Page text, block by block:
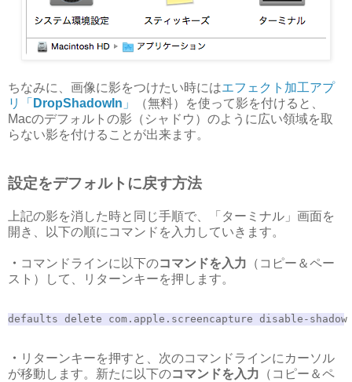
ちなみに、画像に影をつけたい時にはエフェクト加工アプ
リ「 DropShadowIn 」
（無料）を使って影を付けると、
Macのデフォルトの影（シャドウ）のように広い領域を取
らない影を付けることが出来ます。
設定をデフォルトに戻す方法
上記の影を消した時と同じ手順で、「ターミナル」画面を
開き、以下の順にコマンドを入力していきます。
・ コマンドラインに以下のコマンドを入力 （コピー＆ペー
スト）して、リターンキーを押します。
defaults delete com.apple.screencapture disable-shadow
・ リターンキーを押すと、次のコマンドラインにカーソル
が移動します。新たに以下のコマンドを入力 （コピー＆ペ